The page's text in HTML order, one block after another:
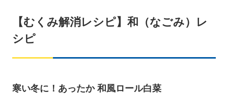
【むくみ解消レシピ】和（なごみ）レ
シピ
寒い冬に！あったか 和風ロール白菜